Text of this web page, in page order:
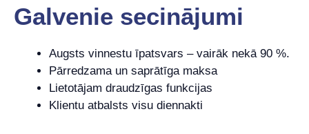
Galvenie secinājumi
Augsts vinnestu īpatsvars – vairāk nekā 90 %.
Pārredzama un saprātīga maksa
Lietotājam draudzīgas funkcijas
Klientu atbalsts visu diennakti